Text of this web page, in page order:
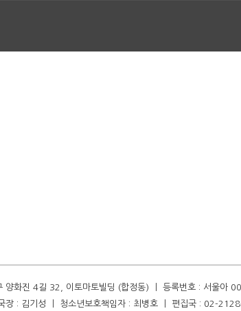
양화진 4길 32, 이토마토빌딩 (합정동) ㅣ 등록번호 : 서울아
장 : 김기성 ㅣ 청소년보호책임자 : 최병호 ㅣ 편집국 : 02-